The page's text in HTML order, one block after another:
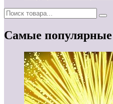
Самые популярные